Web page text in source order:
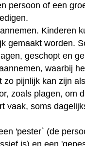
persoon of een
Kinderen
gemaakt worden.
geschopt en
waarbij
zo pijnlijk kan zijn
zoals plagen, om
vaak, soms
'pester` (de
is) en een